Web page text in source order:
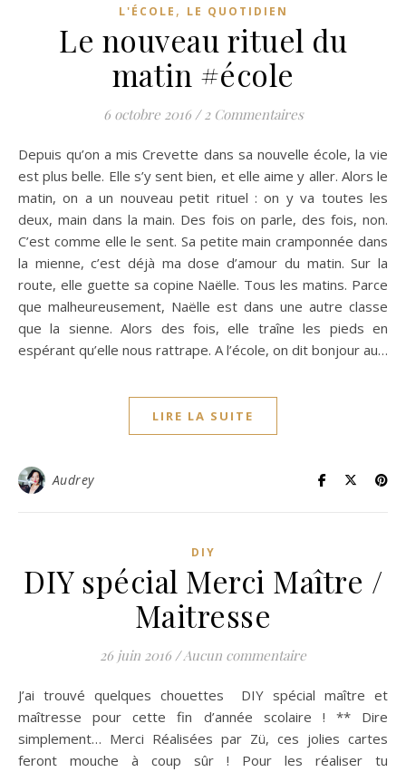
L'ÉCOLE , LE QUOTIDIEN
Le nouveau rituel du
matin #école
6 octobre 2016 / 2 Commentaires
Depuis qu’on a mis Crevette dans sa nouvelle école, la vie
est plus belle. Elle s’y sent bien, et elle aime y aller. Alors le
matin, on a un nouveau petit rituel : on y va toutes les
deux, main dans la main. Des fois on parle, des fois, non.
C’est comme elle le sent. Sa petite main cramponnée dans
la mienne, c’est déjà ma dose d’amour du matin. Sur la
route, elle guette sa copine Naëlle. Tous les matins. Parce
que malheureusement, Naëlle est dans une autre classe
que la sienne. Alors des fois, elle traîne les pieds en
espérant qu’elle nous rattrape. A l’école, on dit bonjour au…
LIRE LA SUITE
Audrey
DIY
DIY spécial Merci Maître /
Maitresse
26 juin 2016 /Aucun commentaire
J’ai trouvé quelques chouettes DIY spécial maître et
maîtresse pour cette fin d’année scolaire ! ** Dire
simplement… Merci Réalisées par Zü, ces jolies cartes
feront mouche à coup sûr ! Pour les réaliser tu